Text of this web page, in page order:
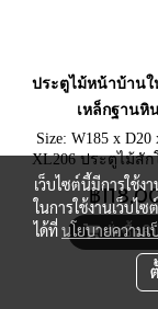
ประตูไม้หน้าบ้าน
เหล็กฐานหิ
Size: W185 x D20
XL206 ประตูไม้สั
ใหญ่ ติดสีเขียวเ
ประตูเข้าบ้านแต่ง
แถบเหล็กเต็ม
฿
สั่งซื้อสิ
เว็บไซต์นี้มีการใช้
ในการใช้งานเว็บไ
ได้ที่นโยบายความ